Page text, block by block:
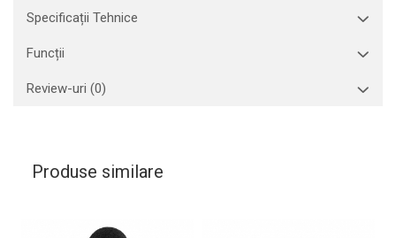
Specificații Tehnice
Funcții
Review-uri (0)
Produse similare